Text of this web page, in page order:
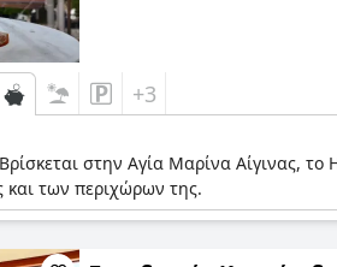
+3
Βρίσκεται στην Αγία Μαρίνα Αίγινας,
και των περιχώρων της.